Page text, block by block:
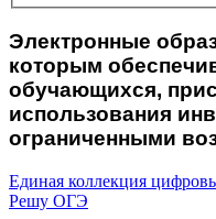
Электронные
которым
обучающихся,
использования
ограниченными
Единая коллекция
Решу ОГЭ